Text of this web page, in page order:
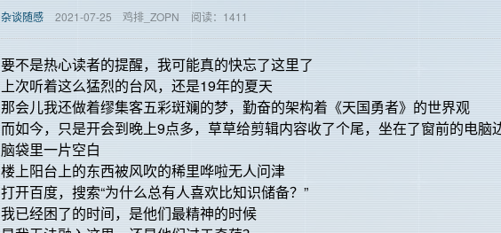
杂谈随感 2021-07-25 鸡排_ZOPN 阅读：1411
要不是热心读者的提醒，我可能真的快忘了这里了
上次听着这么猛烈的台风，还是19年的夏天
那会儿我还做着缪集客五彩斑斓的梦，勤奋的架构着《天国勇者》的世界观
而如今，只是开会到晚上9点多，草草给剪辑内容收了个尾，坐在了窗前的电脑
脑袋里一片空白
楼上阳台上的东西被风吹的稀里哗啦无人问津
打开百度，搜索“为什么总有人喜欢比知识储备？”
我已经困了的时间，是他们最精神的时候